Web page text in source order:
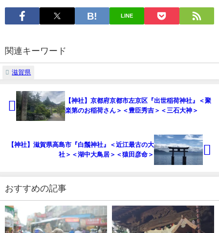
【神社】『藤ヶ崎神社（藤ヶ崎龍神社）』琵琶湖の隠れたパワースポッ
希典大将の石碑＞
【神社】滋賀県大津市『近江神宮』＜古都大津京鎮座＞＜開運の神＞＜産
業文化学芸の神＞
【神社】滋賀県高島市『白鬚神社』＜近江最古の大社＞＜湖中大鳥居＞＜
猿田彦命＞
【神社】横浜市青葉区 あざみ野『驚神社(おどろきじんじゃ)』＜馬を敬うで
【神社】神奈川県相模原市『亀ヶ池八幡宮』＜北相模総守護社＞＜七福神
巡り＞＜亀八招福稲荷神社＞
【神社】神奈川県横浜市 神奈川区『大綱金刀比羅神社』＜横浜のこんぴら
さん＞＜天狗＞
【神社】静岡県 賀茂郡 南伊豆町『石室神社』＜熊野神社＞＜千石船の帆柱
＞